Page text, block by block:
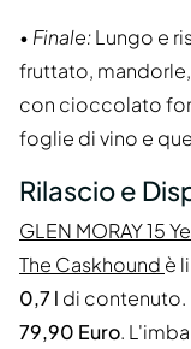
• Finale:Lungo e
fruttato,
con cioccolato
foglie di vino e
Rilascio e
GLEN MORAY 15
The Caskhound è
0,7 l di contenuto.
79,90 Euro.